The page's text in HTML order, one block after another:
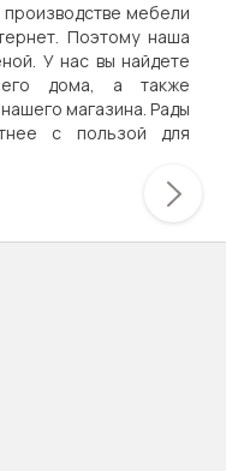
мебели
Поэтому наша
У нас вы найдете
дома, а также
магазина. Рады
с пользой для